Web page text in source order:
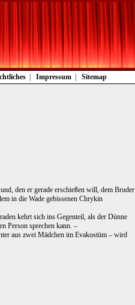
Impressum Sitemap
den er gerade erschießen will, dem Bruder
in die Wade gebissenen Chrykin
kehrt sich ins Gegenteil, als der Dünne
Person sprechen kann. –
aus zwei Mädchen im Evakostüm – wird